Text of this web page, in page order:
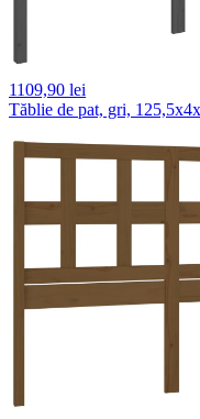
1109,90 lei
Tăblie de pat, gri,